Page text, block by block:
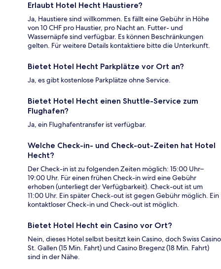
Erlaubt Hotel Hecht Haustiere?
Ja, Haustiere sind willkommen. Es fällt eine Gebühr in Höhe
von 10 CHF pro Haustier, pro Nacht an. Futter- und
Wassernäpfe sind verfügbar. Es können Beschränkungen
gelten. Für weitere Details kontaktiere bitte die Unterkunft.
Bietet Hotel Hecht Parkplätze vor Ort an?
Ja, es gibt kostenlose Parkplätze ohne Service.
Bietet Hotel Hecht einen Shuttle-Service zum
Flughafen?
Ja, ein Flughafentransfer ist verfügbar.
Welche Check-in- und Check-out-Zeiten hat Hotel
Hecht?
Der Check-in ist zu folgenden Zeiten möglich: 15:00 Uhr–
19:00 Uhr. Für einen frühen Check-in wird eine Gebühr
erhoben (unterliegt der Verfügbarkeit). Check-out ist um
11:00 Uhr. Ein später Check-out ist gegen Gebühr möglich. Ein
kontaktloser Check-in und Check-out ist möglich.
Bietet Hotel Hecht ein Casino vor Ort?
Nein, dieses Hotel selbst besitzt kein Casino, doch Swiss Casino
St. Gallen (15 Min. Fahrt) und Casino Bregenz (18 Min. Fahrt)
sind in der Nähe.